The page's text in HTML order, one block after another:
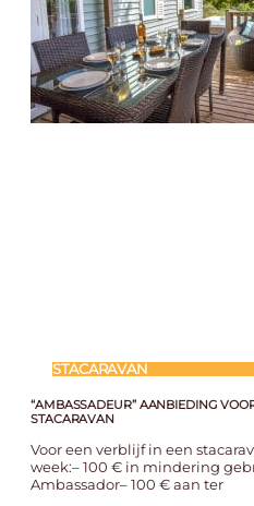
STACARAVAN
“AMBASSADEUR” AANBIEDING
STACARAVAN
Voor een verblijf in een
week:– 100 € in mindering
Ambassador– 100 € aan ter